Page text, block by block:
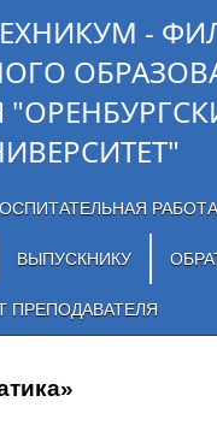
-
РАБОТА
ВЫПУСКНИКУ
ПРЕПОДАВАТЕЛЯ